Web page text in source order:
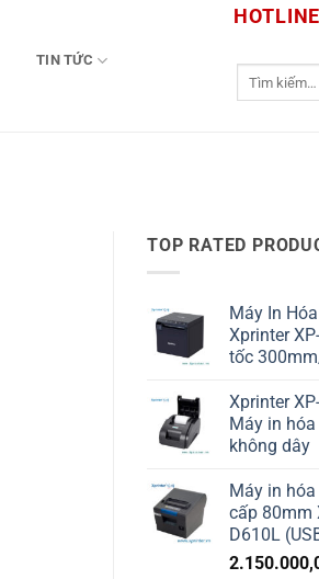
TIN TỨC
TOP RATED
Máy In
Xprinter
tốc
Xprinter
Máy in
không dây
Máy in
cấp 80mm
D610L